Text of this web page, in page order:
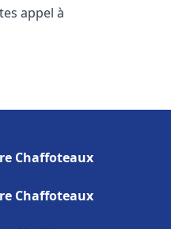
appel à
Chaffoteaux
Chaffoteaux